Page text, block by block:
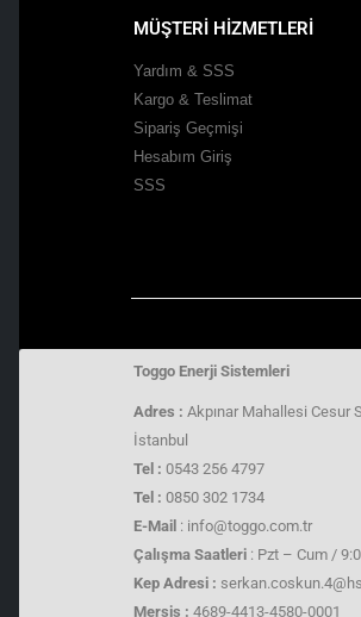
MÜŞTERİ HİZMETLERİ
Yardım & SSS
Kargo & Teslimat
Sipariş Geçmişi
Hesabım Giriş
SSS
Toggo Enerji Sistemleri
Adres : Akpınar Mahallesi Cesur
İstanbul
Tel : 0543 256 4797
Tel : 0850 302 1734
E-Mail : info@toggo.com.tr
Çalışma Saatleri : Pzt – Cum /
Kep Adresi :
Mersis : 4689-4413-4580-0001